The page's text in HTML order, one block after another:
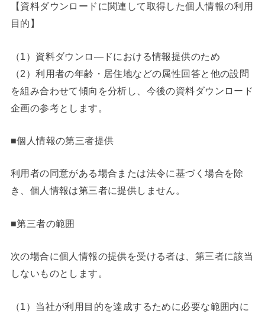
【資料ダウンロードに関連して取得した個人情報の利用
目的】
（1）資料ダウンロ―ドにおける情報提供のため
（2）利用者の年齢・居住地などの属性回答と他の設問
を組み合わせて傾向を分析し、今後の資料ダウンロード
企画の参考とします。
■個人情報の第三者提供
利用者の同意がある場合または法令に基づく場合を除
き、個人情報は第三者に提供しません。
■第三者の範囲
次の場合に個人情報の提供を受ける者は、第三者に該当
しないものとします。
（1）当社が利用目的を達成するために必要な範囲内に